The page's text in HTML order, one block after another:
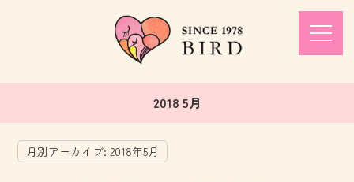
2018 5月
月別アーカイブ:2018年5月